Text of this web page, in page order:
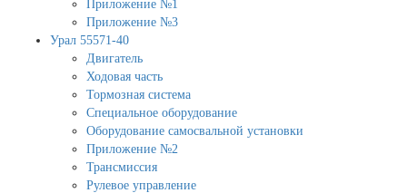
Приложение №1
Приложение №3
Урал 55571-40
Двигатель
Ходовая часть
Тормозная система
Специальное оборудование
Оборудование самосвальной установки
Приложение №2
Трансмиссия
Рулевое управление